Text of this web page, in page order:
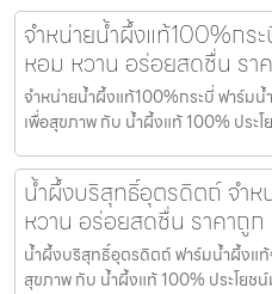
จำหน่ายน้ำผึ้งแท้100%กร
หอม หวาน อร่อยสดชื่น รา
จำหน่ายน้ำผึ้งแท้100%กระบี่ ฟาร์ม
เพื่อสุขภาพ กับ น้ำผึ้งแท้ 100% ประ
น้ำผึ้งบริสุทธิ์อุตรดิตถ์ จำ
หวาน อร่อยสดชื่น ราคาถูก
น้ำผึ้งบริสุทธิ์อุตรดิตถ์ ฟาร์มน้ำผึ้งแ
สุขภาพ กับ น้ำผึ้งแท้ 100% ประโยช